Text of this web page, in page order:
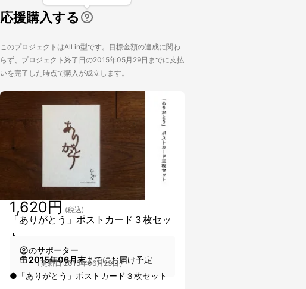
応援購入する
このプロジェクトはAll in型です。目標金額の達成に関わ
らず、プロジェクト終了日の2015年05月29日までに支払
いを完了した時点で購入が成立します。
「ありがとう」ポストカード３枚セッ
ト
1,620円 (税込)
のサポーター
2015年06月末までにお届け予定
（更新日:2015年06月29日）
●「ありがとう」ポストカード３枚セット